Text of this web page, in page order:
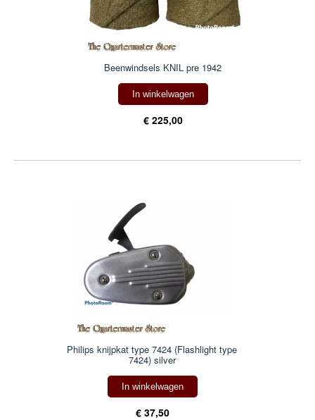
Beenwindsels KNIL pre 1942
In winkelwagen
€ 225,00
Philips knijpkat type 7424 (Flashlight type
7424) silver
In winkelwagen
€ 37,50